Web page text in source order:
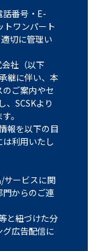
話番号・E-
ワンパート
切に管理い
社（以下
継に伴い、本
ご案内やセ
、SCSKより
。
報を以下の目
利用いたし
サービスに関
からのご連
と紐づけた分
広告配信に